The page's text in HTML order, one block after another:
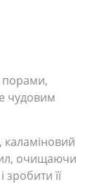
порами,
чудовим
каламіновий
очищаючи
її